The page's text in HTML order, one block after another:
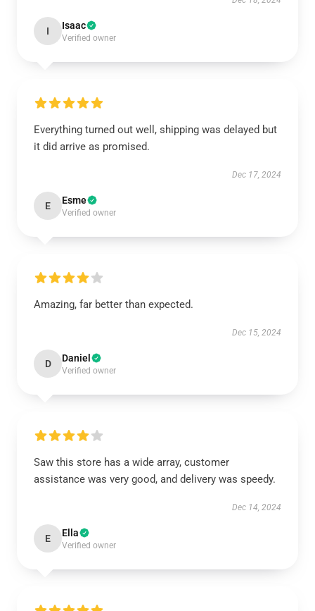
I Isaac
Verified owner
Everything turned out well, shipping was delayed but
it did arrive as promised.
Dec 17, 2024
E Esme
Verified owner
Amazing, far better than expected.
Dec 15, 2024
D Daniel
Verified owner
Saw this store has a wide array, customer
assistance was very good, and delivery was speedy.
Dec 14, 2024
E Ella
Verified owner